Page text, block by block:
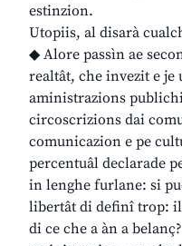
estinzion.
Utopiis, al disarà
◆ Alore passìn ae
realtât, che invezit e
aministrazions
circoscrizions dai
comunicazion e pe
percentuâl declarade
in lenghe furlane: si
libertât di definî trop: il
di ce che a àn a